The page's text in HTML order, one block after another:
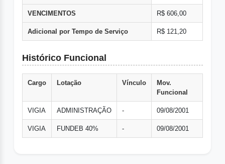
VENCIMENTOS R$ 606,00
Adicional por Tempo de Serviço R$ 121,20
Histórico Funcional
Cargo Lotação Vínculo
Mov.
Funcional
VIGIA ADMINISTRAÇÃO - 09/08/2001
VIGIA FUNDEB 40% - 09/08/2001